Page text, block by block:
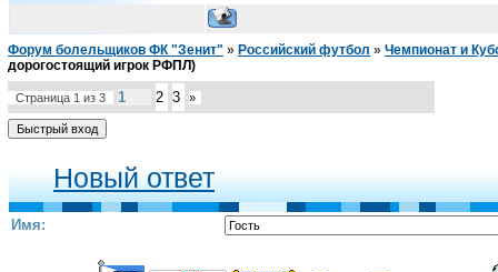
Форум болельщиков ФК "Зенит" » Российский футбол » Чемпионат и
дорогостоящий игрок РФПЛ)
Страница 1 из 3 1 2 3 »
Новый ответ
Имя: